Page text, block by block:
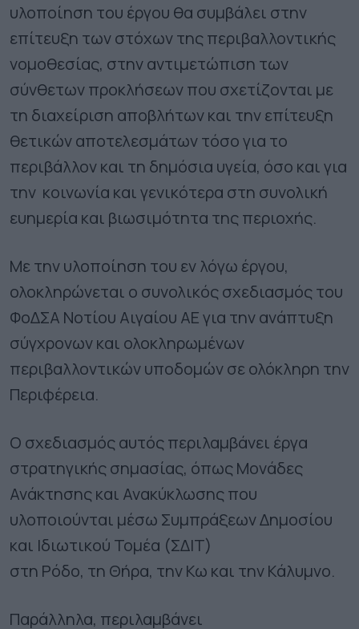
υλοποίηση του έργου θα συμβάλει στην
επίτευξη των στόχων της περιβαλλοντικής
νομοθεσίας, στην αντιμετώπιση των
σύνθετων προκλήσεων που σχετίζονται με
τη διαχείριση αποβλήτων και την επίτευξη
θετικών αποτελεσμάτων τόσο για το
περιβάλλον και τη δημόσια υγεία, όσο και για
την κοινωνία και γενικότερα στη συνολική
ευημερία και βιωσιμότητα της περιοχής.
Με την υλοποίηση του εν λόγω έργου,
ολοκληρώνεται ο συνολικός σχεδιασμός του
ΦοΔΣΑ Νοτίου Αιγαίου ΑΕ για την ανάπτυξη
σύγχρονων και ολοκληρωμένων
περιβαλλοντικών υποδομών σε ολόκληρη την
Περιφέρεια.
Ο σχεδιασμός αυτός περιλαμβάνει έργα
στρατηγικής σημασίας, όπως Μονάδες
Ανάκτησης και Ανακύκλωσης που
υλοποιούνται μέσω Συμπράξεων Δημοσίου
και Ιδιωτικού Τομέα (ΣΔΙΤ)
στη Ρόδο, τη Θήρα, την Κω και την Κάλυμνο.
Παράλληλα, περιλαμβάνει